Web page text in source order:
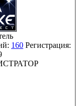
160 Регистрация: